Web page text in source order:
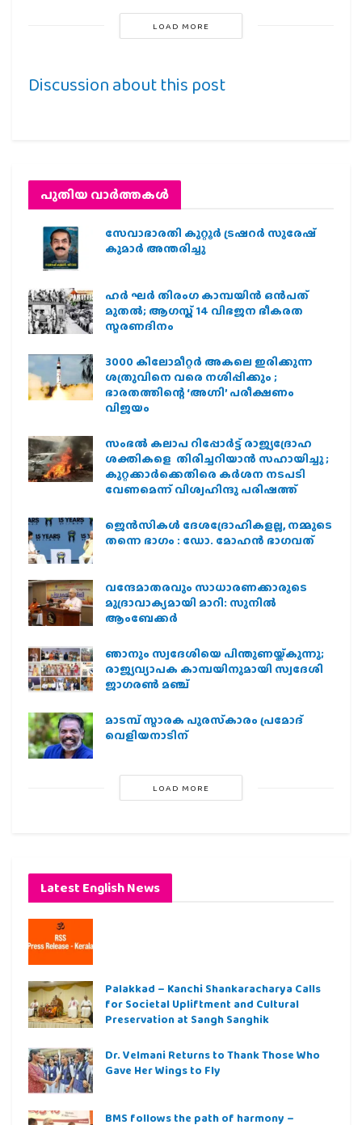
LOAD MORE
Discussion about this post
പുതിയ വാര്‍ത്തകള്‍
സേവാഭാരതി കുറ്റൂർ ട്രഷറർ സുരേഷ്
കുമാർ അന്തരിച്ചു
ഹര്‍ ഘര്‍ തിരംഗ കാമ്പയിന്‍ ഒന്‍പത്
മുതല്‍; ആഗസ്ത് 14 വിഭജന ഭീകരത
സ്മരണദിനം
3000 കിലോമീറ്റർ അകലെ ഇരിക്കുന്ന
ശത്രുവിനെ വരെ നശിപ്പിക്കും ;
ഭാരതത്തിന്റെ ‘അഗ്നി’ പരീക്ഷണം
വിജയം
സംഭൽ കലാപ റിപ്പോർട്ട് രാജ്യദ്രോഹ
ശക്തികളെ തിരിച്ചറിയാൻ സഹായിച്ചു ;
കുറ്റക്കാർക്കെതിരെ കർശന നടപടി
വേണമെന്ന് വിശ്വഹിന്ദു പരിഷത്ത്
ജെന്‍സികള്‍ ദേശദ്രോഹികളല്ല, നമ്മുടെ
തന്നെ ഭാഗം : ഡോ. മോഹന്‍ ഭാഗവത്
വന്ദേമാതരവും സാധാരണക്കാരുടെ
മുദ്രാവാക്യമായി മാറി: സുനിൽ
ആംബേക്കർ
ഞാനും സ്വദേശിയെ പിന്തുണയ്ക്കുന്നു;
രാജ്യവ്യാപക കാമ്പയിനുമായി സ്വദേശി
ജാഗരണ്‍ മഞ്ച്
മാടമ്പ് സ്മാരക പുരസ്‌കാരം പ്രമോദ്
വെളിയനാടിന്
LOAD MORE
Latest English News
Palakkad – Kanchi Shankaracharya Calls
for Societal Upliftment and Cultural
Preservation at Sangh Sanghik
Dr. Velmani Returns to Thank Those Who
Gave Her Wings to Fly
BMS follows the path of harmony –